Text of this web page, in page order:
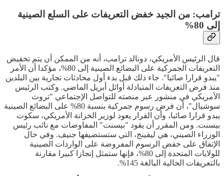
ترامب: من الجيد خفض التعريفات على السلع الصينية
إلى 80%
قال الرئيس الأمريكي، دونالد ترامب، أنه من الممكن أن يتم تخفيض
التعريفات الجمركية على البضائع الصينية إلى 80%، مؤكدا أن الأمر
"يبدو قرارا صائبا". جاء ذلك قبل بدء أول محادثات تجارية بين البلدين
منذ فرض التعريفات المتبادلة أوائل أبريل الماضي. وكتب الرئيس
الأمريكي في منشور عبر منصته للتواصل الإجتماعي "تروث
سوشيال"، أن فرض رسوم جمركية بنسبة 80% على البضائع الصينية
يبدو قرارا صائبا، وأن القرار يعود لوزير الخزانة الأمريكي، سكوت
بيسنت. ومن المقرر أن يقود "بيسنت" المفاوضات مع نائب رئيس
الوزراء الصيني، هي ليفينج، التي ستستضيفها جنيف. وفي حال
الإتفاق على خفض الرسوم المفروضة على الواردات الصينية
للولايات المتحدة إلى 80%، فإنها ستمثل إنجازا كبيرا مقارنة
بالتعريفات الحالية البالغة 145%.